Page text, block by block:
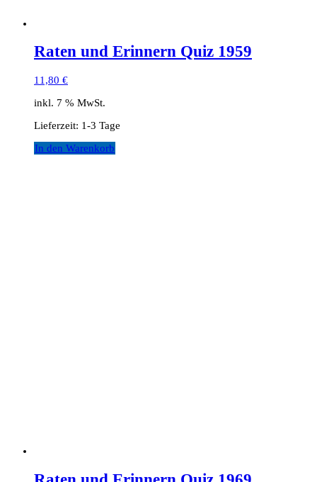
Raten und Erinnern Quiz 1959
11,80 €
inkl. 7 % MwSt.
Lieferzeit: 1-3 Tage
In den Warenkorb